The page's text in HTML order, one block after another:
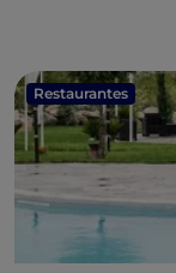
Restaurantes